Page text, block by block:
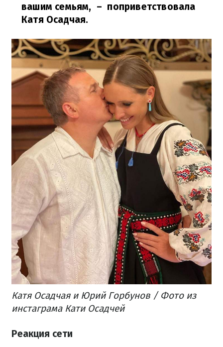
вашим семьям, – поприветствовала
Катя Осадчая.
Катя Осадчая и Юрий Горбунов / Фото из
инстаграма Кати Осадчей
Реакция сети